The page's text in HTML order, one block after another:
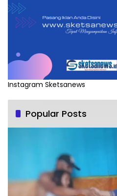
Instagram Sketsanews
Popular Posts